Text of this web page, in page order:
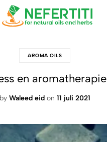
AROMA OILS
en aromatherapie
by Waleed eid on 11 juli 2021